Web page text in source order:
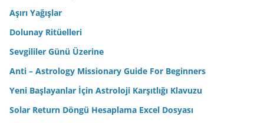
Aşırı Yağışlar
Dolunay Ritüelleri
Sevgililer Günü Üzerine
Anti – Astrology Missionary Guide For Beginners
Yeni Başlayanlar İçin Astroloji Karşıtlığı Klavuzu
Solar Return Döngü Hesaplama Excel Dosyası